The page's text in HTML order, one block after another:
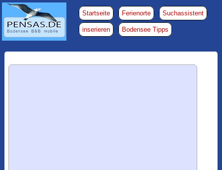
Startseite Ferienorte Suchassistent
inserieren Bodensee Tipps